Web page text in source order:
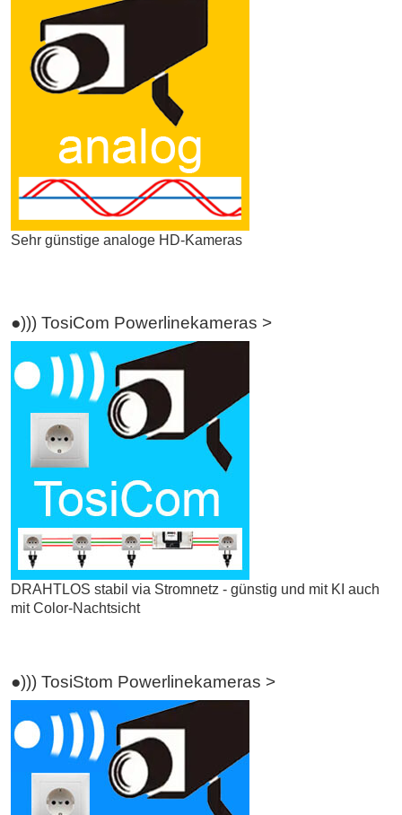
Sehr günstige analoge HD-Kameras
●))) TosiCom Powerlinekameras >
DRAHTLOS stabil via Stromnetz - günstig und mit KI auch
mit Color-Nachtsicht
●))) TosiStom Powerlinekameras >